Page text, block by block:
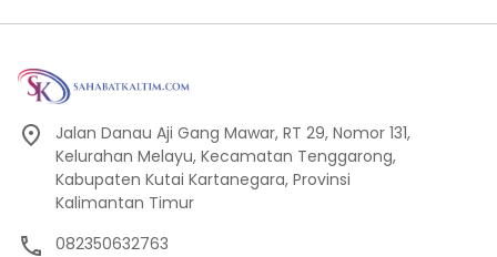
Jalan Danau Aji Gang Mawar, RT 29, Nomor 131,
Kelurahan Melayu, Kecamatan Tenggarong,
Kabupaten Kutai Kartanegara, Provinsi
Kalimantan Timur
082350632763